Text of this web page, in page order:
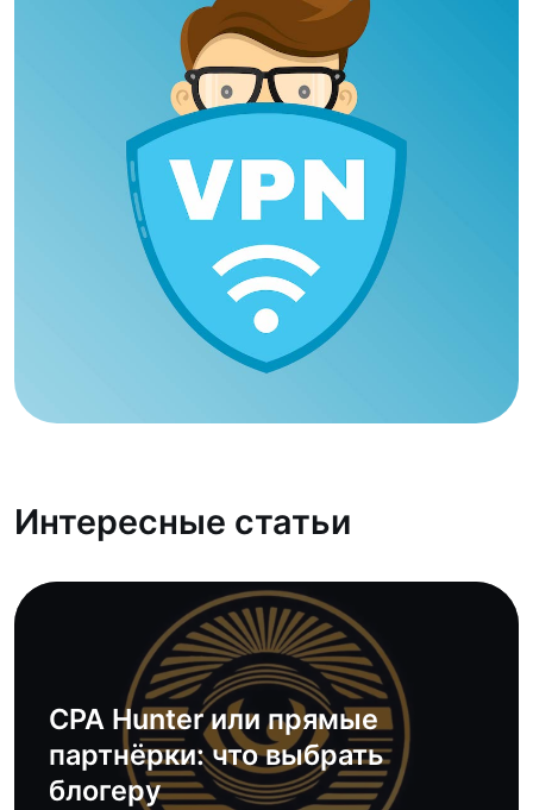
Интересные статьи
CPA Hunter или прямые
партнёрки: что выбрать
блогеру